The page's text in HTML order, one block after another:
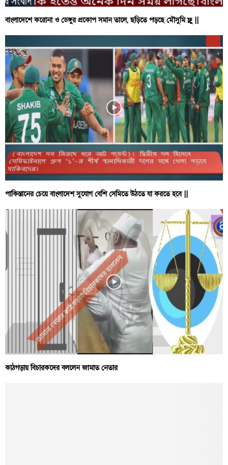
বাংলাদেশে করোনা ও ডেঙ্গুর প্রকোপ সমান তালে, ছড়িতে পড়ছে মৌসুমি ফ্লু ||
পাকিস্তানের চেয়ে বাংলাদেশ সুযোগ বেশি সেমিতে উঠতে যা করতে হবে ||
কাঠগড়ায় বিচারকদের বললেন জামাত নেতার